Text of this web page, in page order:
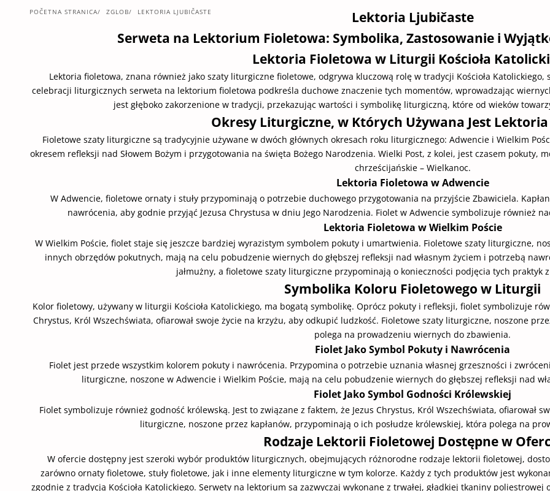
POČETNA STRANICA ZGLOB LEKTORIA LJUBIČASTE
Lektoria Ljubičaste
Serweta na Lektorium Fioletowa: Symbolika, Zastosowanie i
Lektoria Fioletowa w Liturgii Kościoła
Lektoria fioletowa, znana również jako szaty liturgiczne fioletowe, odgrywa kluczową rolę w tradycji Kościoła
celebracji liturgicznych serweta na lektorium fioletowa podkreśla duchowe znaczenie tych momentów, wprowadzając
jest głęboko zakorzenione w tradycji, przekazując wartości i symbolikę liturgiczną, które od wieków
Okresy Liturgiczne, w Których Używana Jest
Fioletowe szaty liturgiczne są tradycyjnie używane w dwóch głównych okresach roku liturgicznego: Adwencie i Wielkim
okresem refleksji nad Słowem Bożym i przygotowania na święta Bożego Narodzenia. Wielki Post, z kolei, jest czasem
chrześcijańskie – Wielkanoc.
Lektoria Fioletowa w Adwencie
W Adwencie, fioletowe ornaty i stuły przypominają o potrzebie duchowego przygotowania na przyjście Zbawiciela.
nawrócenia, aby godnie przyjąć Jezusa Chrystusa w dniu Jego Narodzenia. Fiolet w Adwencie symbolizuje również
Lektoria Fioletowa w Wielkim Poście
W Wielkim Poście, fiolet staje się jeszcze bardziej wyrazistym symbolem pokuty i umartwienia. Fioletowe szaty liturgiczne,
innych obrzędów pokutnych, mają na celu pobudzenie wiernych do głębszej refleksji nad własnym życiem i potrzebą
jałmużny, a fioletowe szaty liturgiczne przypominają o konieczności podjęcia tych praktyk
Symbolika Koloru Fioletowego w Liturgii
Kolor fioletowy, używany w liturgii Kościoła Katolickiego, ma bogatą symbolikę. Oprócz pokuty i refleksji, fiolet symbolizuje
Chrystus, Król Wszechświata, ofiarował swoje życie na krzyżu, aby odkupić ludzkość. Fioletowe szaty liturgiczne, noszone
polega na prowadzeniu wiernych do zbawienia.
Fiolet Jako Symbol Pokuty i Nawrócenia
Fiolet jest przede wszystkim kolorem pokuty i nawrócenia. Przypomina o potrzebie uznania własnej grzeszności i
liturgiczne, noszone w Adwencie i Wielkim Poście, mają na celu pobudzenie wiernych do głębszej refleksji nad
Fiolet Jako Symbol Godności Królewskiej
Fiolet symbolizuje również godność królewską. Jest to związane z faktem, że Jezus Chrystus, Król Wszechświata, ofiarował
liturgiczne, noszone przez kapłanów, przypominają o ich posłudze królewskiej, która polega na
Rodzaje Lektorii Fioletowej Dostępne w
W ofercie dostępny jest szeroki wybór produktów liturgicznych, obejmujących różnorodne rodzaje lektorii fioletowej,
zarówno ornaty fioletowe, stuły fioletowe, jak i inne elementy liturgiczne w tym kolorze. Każdy z tych produktów jest
zgodnie z tradycją Kościoła Katolickiego. Serwety na lektorium są zazwyczaj wykonane z trwałej, gładkiej tkaniny